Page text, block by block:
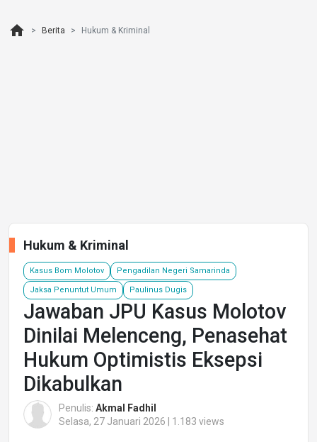
home Berita Hukum & Kriminal
Hukum & Kriminal
Kasus Bom Molotov Pengadilan Negeri Samarinda
Jaksa Penuntut Umum Paulinus Dugis
Jawaban JPU Kasus Molotov
Dinilai Melenceng, Penasehat
Hukum Optimistis Eksepsi
Dikabulkan
Penulis: Akmal Fadhil
Selasa, 27 Januari 2026 | 1.183 views